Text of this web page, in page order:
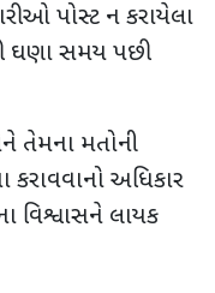
પોસ્ટ ન કરાયેલા
ઘણા સમય પછી
તેમના મતોની
અધિકાર
વિશ્વાસને લાયક